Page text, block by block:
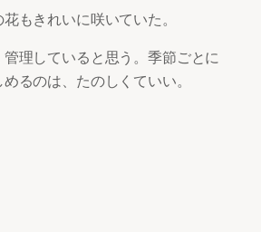
もきれいに咲いていた。
理していると思う。季節ごとに
るのは、たのしくていい。